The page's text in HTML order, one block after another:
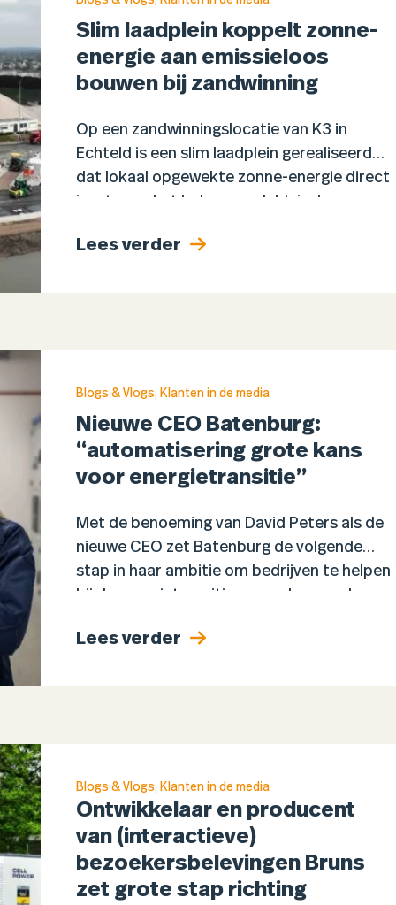
Slim laadplein koppelt zonne-
energie aan emissieloos
bouwen bij zandwinning
Op een zandwinningslocatie van K3 in
Echteld is een slim laadplein gerealiseerd
dat lokaal opgewekte zonne-energie direct
inzet voor het laden van elektrisch
energiemanagementsysteem dat vraag
Lees verder
Blogs & Vlogs, Klanten in de media
Nieuwe CEO Batenburg:
“automatisering grote kans
voor energietransitie”
Met de benoeming van David Peters als de
nieuwe CEO zet Batenburg de volgende
stap in haar ambitie om bedrijven te helpen
bij de energietransitie en verdergaande
Lees verder
Blogs & Vlogs, Klanten in de media
Ontwikkelaar en producent
van (interactieve)
bezoekersbelevingen Bruns
zet grote stap richting